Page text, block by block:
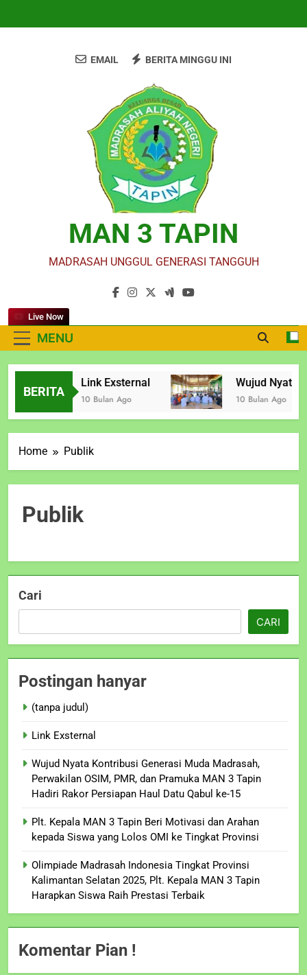
MAN 3 TAPIN
MADRASAH UNGGUL GENERASI TANGGUH
EMAIL BERITA MINGGU INI
MENU
Live Now
BERITA
Bulan Ago Link Exsternal
10 Bulan Ago
Wujud Nyata
10 Bulan Ago
Home Publik
Publik
Cari
CARI
Postingan hanyar
(tanpa judul)
Link Exsternal
Wujud Nyata Kontribusi Generasi Muda Madrasah,
Perwakilan OSIM, PMR, dan Pramuka MAN 3 Tapin
Hadiri Rakor Persiapan Haul Datu Qabul ke-15
Plt. Kepala MAN 3 Tapin Beri Motivasi dan Arahan
kepada Siswa yang Lolos OMI ke Tingkat Provinsi
Olimpiade Madrasah Indonesia Tingkat Provinsi
Kalimantan Selatan 2025, Plt. Kepala MAN 3 Tapin
Harapkan Siswa Raih Prestasi Terbaik
Komentar Pian !